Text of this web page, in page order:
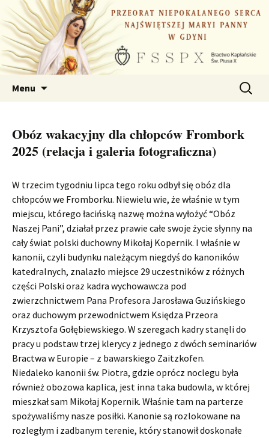
Przejdź
do
treści
Menu Szukaj:
Obóz wakacyjny dla chłopców Frombork
2025 (relacja i galeria fotograficzna)
W trzecim tygodniu lipca tego roku odbył się obóz dla
chłopców we Fromborku. Niewielu wie, że właśnie w tym
miejscu, którego łacińską nazwę można wyłożyć “Obóz
Naszej Pani”, działał przez prawie całe swoje życie słynny na
cały świat polski duchowny Mikołaj Kopernik. I właśnie w
kanonii, czyli budynku należącym niegdyś do kanoników
katedralnych, znalazło miejsce 29 uczestników z różnych
części Polski oraz kadra wychowawcza pod
zwierzchnictwem Pana Profesora Jarosława Guzińskiego
oraz duchowym przewodnictwem Księdza Przeora
Krzysztofa Gołębiewskiego. W szeregach kadry stanęli do
pracy u podstaw trzej klerycy z jednego z dwóch seminariów
Bractwa w Europie – z bawarskiego Zaitzkofen.
Niedaleko kanonii św. Piotra, gdzie oprócz noclegu była
również obozowa kaplica, jest inna taka budowla, w której
mieszkał sam Mikołaj Kopernik. Właśnie tam na parterze
spożywaliśmy nasze posiłki. Kanonie są rozlokowane na
rozległym i zadbanym terenie, który stanowił doskonałe